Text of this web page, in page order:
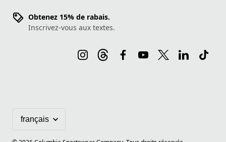
Obtenez 15% de rabais.
Inscrivez-vous aux textes.